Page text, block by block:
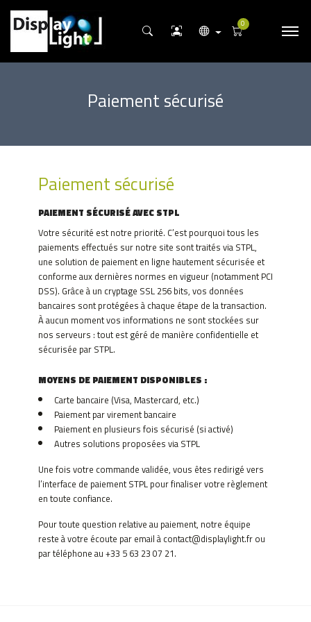
0
Paiement sécurisé
Paiement sécurisé
PAIEMENT SÉCURISÉ AVEC STPL
Votre sécurité est notre priorité. C’est pourquoi tous les
paiements effectués sur notre site sont traités via STPL,
une solution de paiement en ligne hautement sécurisée et
conforme aux dernières normes en vigueur (notamment PCI
DSS). Grâce à un cryptage SSL 256 bits, vos données
bancaires sont protégées à chaque étape de la transaction.
À aucun moment vos informations ne sont stockées sur
nos serveurs : tout est géré de manière confidentielle et
sécurisée par STPL.
MOYENS DE PAIEMENT DISPONIBLES :
Carte bancaire (Visa, Mastercard, etc.)
Paiement par virement bancaire
Paiement en plusieurs fois sécurisé (si activé)
Autres solutions proposées via STPL
Une fois votre commande validée, vous êtes redirigé vers
l’interface de paiement STPL pour finaliser votre règlement
en toute confiance.
Pour toute question relative au paiement, notre équipe
reste à votre écoute par email à contact@displaylight.fr ou
par téléphone au +33 5 63 23 07 21.